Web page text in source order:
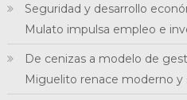
Seguridad y desarrollo
Mulato impulsa empleo e
De cenizas a modelo de
Miguelito renace moderno y